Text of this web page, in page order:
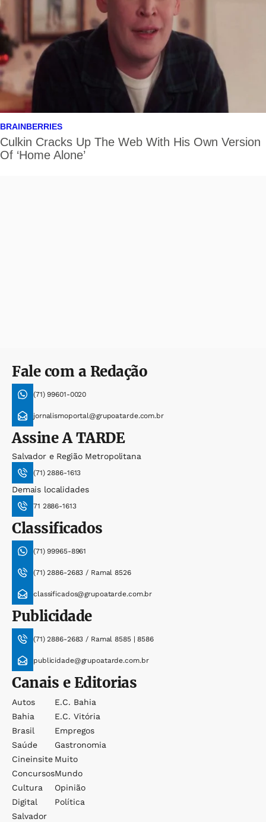
Fale com a Redação
(71) 99601-0020
jornalismoportal@grupoatarde.com.br
AssineA TARDE
Salvador e Região Metropolitana
(71) 2886-1613
Demais localidades
71 2886-1613
Classificados
(71) 99965-8961
(71) 2886-2683 / Ramal 8526
classificados@grupoatarde.com.br
Publicidade
(71) 2886-2683 / Ramal 8585 | 8586
publicidade@grupoatarde.com.br
Canais e Editorias
Autos
Bahia
Brasil
Saúde
Cineinsite
Concursos
Cultura
Digital
Salvador
E.c. Bahia
E.c. Vitória
Empregos
Gastronomia
Muito
Mundo
Opinião
Política